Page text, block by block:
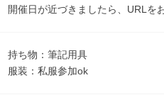
開催日が近づきましたら、URLを
持ち物：筆記用具
服装：私服参加ok